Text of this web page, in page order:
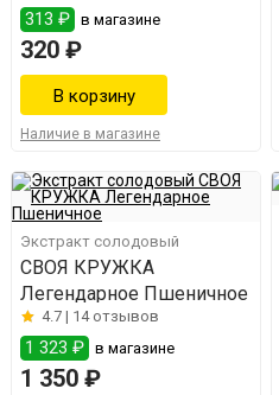
313 ₽ в магазине
320 ₽
Наличие в магазине
Экстракт солодовый
СВОЯ КРУЖКА
Легендарное Пшеничное
4.7 | 14 отзывов
1 323 ₽ в магазине
1 350 ₽